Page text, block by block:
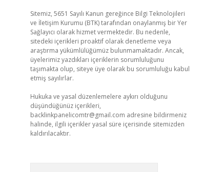
Sitemiz, 5651 Sayılı Kanun gereğince Bilgi Teknolojileri
ve İletişim Kurumu (BTK) tarafından onaylanmış bir Yer
Sağlayıcı olarak hizmet vermektedir. Bu nedenle,
sitedeki içerikleri proaktif olarak denetleme veya
araştırma yükümlülüğümüz bulunmamaktadır. Ancak,
üyelerimiz yazdıkları içeriklerin sorumluluğunu
taşımakta olup, siteye üye olarak bu sorumluluğu kabul
etmiş sayılırlar.
Hukuka ve yasal düzenlemelere aykırı olduğunu
düşündüğünüz içerikleri,
backlinkpanelicomtr@gmail.com adresine bildirmeniz
halinde, ilgili içerikler yasal süre içerisinde sitemizden
kaldırılacaktır.